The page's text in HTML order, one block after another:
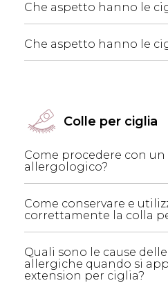
Che aspetto hanno le
Che aspetto hanno le
Colle per ciglia
Come procedere con un
allergologico?
Come conservare e
correttamente la colla
Quali sono le cause
allergiche quando si
extension per ciglia?